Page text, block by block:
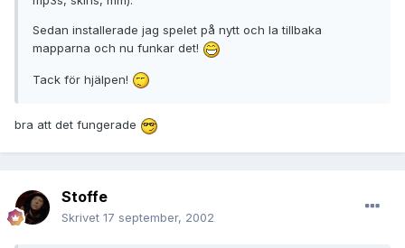
Sedan installerade jag spelet på nytt och la tillbaka
mapparna och nu funkar det!
Tack för hjälpen!
bra att det fungerade
Stoffe
Skrivet 17 september, 2002